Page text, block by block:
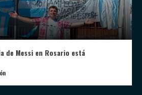
de Messi en Rosario está